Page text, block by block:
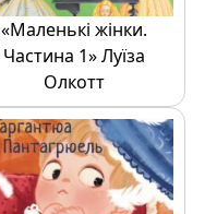
«Маленькі жінки.
Частина 1» Луїза
Олкотт